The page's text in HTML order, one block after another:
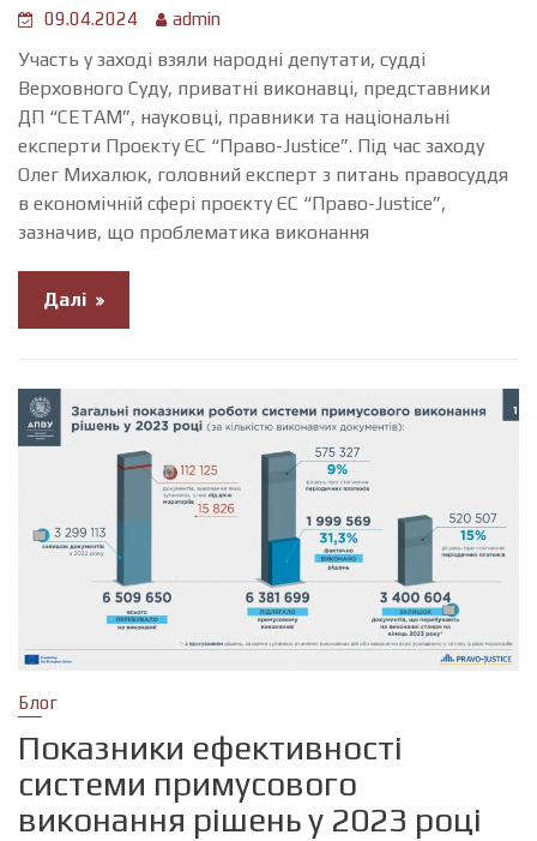
09.04.2024 admin
Участь у заході взяли народні депутати, судді
Верховного Суду, приватні виконавці, представники
ДП “СЕТАМ”, науковці, правники та національні
експерти Проєкту ЄС “Право-Justice”. Під час заходу
Олег Михалюк, головний експерт з питань правосуддя
в економічній сфері проєкту ЄС “Право-Justice”,
зазначив, що проблематика виконання
Далі
Блог
Показники ефективності
системи примусового
виконання рішень у 2023 році